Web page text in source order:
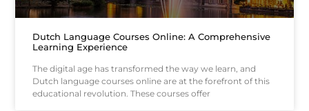
Dutch Language Courses Online: A Comprehensive
Learning Experience
The digital age has transformed the way we learn, and
Dutch language courses online are at the forefront of this
educational revolution. These courses offer